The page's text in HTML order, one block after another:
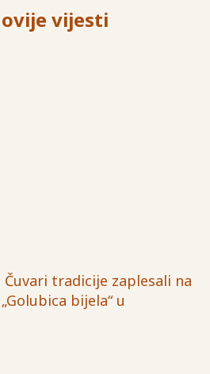
vijesti
tradicije zaplesali na
bijela“ u